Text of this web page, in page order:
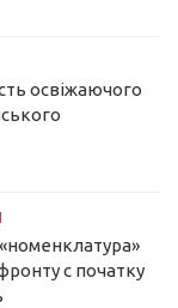
освіжаючого
с початку